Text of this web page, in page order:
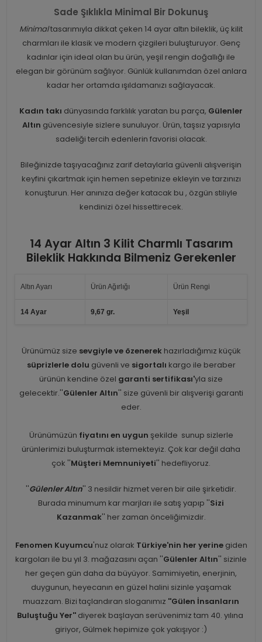
Sade Şıklıkla Minimal Bir Dokunuş
Minimaltasarımıyla dikkat çeken 14 ayar altın bileklik, üç kilit
charmları ile klasik ve modern çizgileri buluşturuyor. Genç
kadınlar için ideal olan bu ürün, yeşil rengin doğallığı ile
elegan bir görünüm sağlıyor. Günlük kullanımdan özel anlara
kadar her ortamda ışıldamanızı sağlayacak.
Kadın takı dünyasında farklılık yaratan bu parça, Gülenler
Altın güvencesiyle sizlere sunuluyor. Ürün, taşsız yapısıyla
sadeliği tercih edenlerin favorisi olacak.
Bileğinizde taşıyacağınız zarif detaylarla güvenli alışverişin
keyfini çıkartmak için hemen sepetinize ekleyin ve tarzınızı
konuşturun. Her anınıza değer katacak bu , özgün stiliyle
kendinizi özel hissettirecek.
14 Ayar Altın 3 Kilit Charmlı Tasarım
Bileklik Hakkında Bilmeniz Gerekenler
Altın Ayarı Ürün Ağırlığı Ürün Rengi
14 Ayar 9,67 gr. Yeşil
Ürünümüz size sevgiyle ve özenerekhazırladığımız küçük
süprizlerle dolu güvenli ve sigortalı kargo ile beraber
ürünün kendine özel garanti sertifikası'yla size
gelecektir.''Gülenler Altın'' size güvenli bir alışverişi garanti
eder.
Ürünümüzün fiyatını en uygun şekilde sunup sizlerle
ürünlerimizi buluşturmak istemekteyiz. Çok kar değil daha
çok ''Müşteri Memnuniyeti'' hedefliyoruz.
''Gülenler Altın'' 3 nesildir hizmet veren bir aile şirketidir.
Burada minumum kar marjları ile satış yapıp ''Sizi
Kazanmak'' her zaman önceliğimizdir.
Fenomen Kuyumcu'nuz olarak Türkiye'nin her yerinegiden
kargoları ile bu yıl 3. mağazasını açan ''Gülenler Altın'' sizinle
her geçen gün daha da büyüyor. Samimiyetin, enerjinin,
duygunun, heyecanın en güzel halini sizinle yaşamak
muazzam. Bizi taçlandıran sloganımız ''Gülen İnsanların
Buluştuğu Yer'' diyerek başlayan serüvenimiz tam 40. yılına
giriyor, Gülmek hepimize çok yakışıyor :)